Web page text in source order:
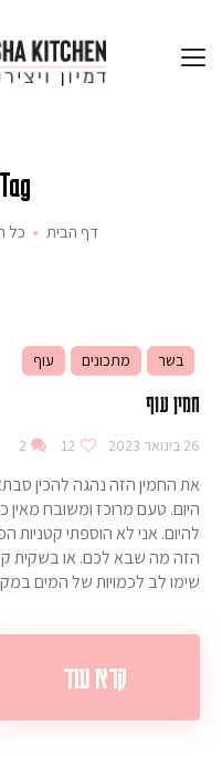
Tag: חמין קל
דף הבית כל
בשר מתכונים עוף
חמין עוף
26 בינואר 2023 12
2
את החמין הזה נהגה להכין
היום. טעם מרוכז ומשובח
להיום. אני לא הוספתי קטניות
הזה מה שבא לכם. או בשקית
שימו לב לכמויות של המים
קרא עוד